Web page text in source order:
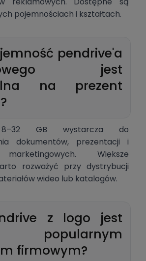
pojemnościach i kształtach.
pendrive'a
jest
na prezent
8–32 GB wystarcza do
dokumentów, prezentacji i
Większe
rozważyć przy dystrybucji
wideo lub katalogów.
z logo jest
popularnym
firmowym?